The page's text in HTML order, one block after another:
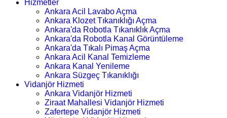
Hizmetler
Ankara Acil Lavabo Açma
Ankara Klozet Tıkanıklığı Açma
Ankara'da Robotla Tıkanıklık Açma
Ankara'da Robotla Kanal Görüntüleme
Ankara'da Tıkalı Pimaş Açma
Ankara Acil Kanal Temizleme
Ankara Kanal Yenileme
Ankara Süzgeç Tıkanıklığı
Vidanjör Hizmeti
Ankara Vidanjör Hizmeti
Ziraat Mahallesi Vidanjör Hizmeti
Zafertepe Vidanjör Hizmeti